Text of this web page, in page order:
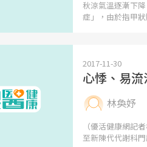
秋涼氣溫逐漸下
症」，由於指甲
2017-11-30
心悸、易
林奐妤
（優活健康網記
至新陳代代謝科